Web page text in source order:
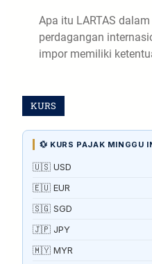
Apa itu LARTAS
perdagangan
impor memiliki
KURS
💱 KURS PAJAK MINGGU
🇺🇸 USD
🇪🇺 EUR
🇸🇬 SGD
🇯🇵 JPY
🇲🇾 MYR